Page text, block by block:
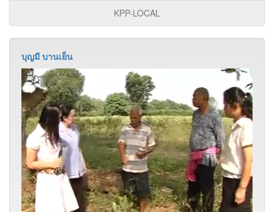
KPP-LOCAL
บุญมี บานเย็น